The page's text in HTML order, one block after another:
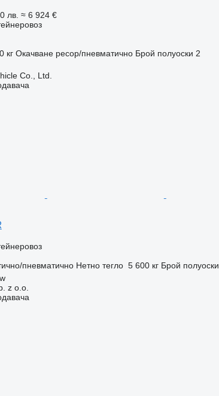
лв. ≈ 6 924 €
кг Окачване ресор/пневматично Брой полуоски 2
Co., Ltd.
пневматично Нетно тегло 5 600 кг Брой полуоски
z o.o.